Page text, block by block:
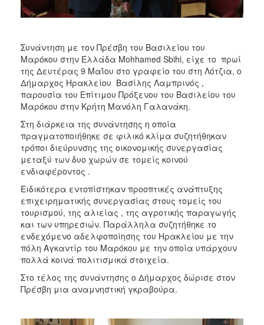
ΤΟΠΟΣ
ΠΟΛΙΤΙΣΜΟΣ
ΑΝΘΕΚΤΙΚΗ
Συνάντηση με τον Πρέσβη του Βασιλείου του
Μαρόκου στην Ελλάδα Mohhamed Sbihi, είχε το πρωί
της Δευτέρας 9 Μαΐου στο γραφείο του στη Λότζια, ο
Δήμαρχος Ηρακλείου Βασίλης Λαμπρινός ,
παρουσία του Επίτιμου Πρόξενου του Βασιλείου του
Μαρόκου στην Κρήτη Μανόλη Γαλανάκη.
Στη διάρκεια της συνάντησης η οποία
πραγματοποιήθηκε σε φιλικό κλίμα συζητήθηκαν
τρόποι διεύρυνσης της οικονομικής συνεργασίας
μεταξύ των δυο χωρών σε τομείς κοινού
ενδιαφέροντος .
Ειδικότερα εντοπίστηκαν προοπτικές ανάπτυξης
επιχειρηματικής συνεργασίας στους τομείς του
τουρισμού, της αλιείας , της αγροτικής παραγωγής
και των υπηρεσιών. Παράλληλα συζητήθηκε το
ενδεχόμενο αδελφοποίησης του Ηρακλείου με την
πόλη Αγκαντίρ του Μαρόκου με την οποία υπάρχουν
πολλά κοινά πολιτισμικά στοιχεία.
Στο τέλος της συνάντησης o Δήμαρχος δώρισε στον
Πρέσβη μια αναμνηστική γκραβούρα.